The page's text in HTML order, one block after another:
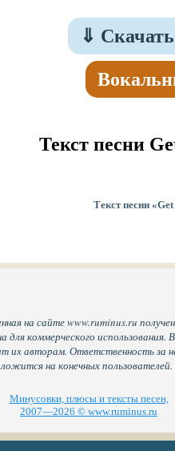
⇓
Текст песни
Текст песни
на сайте www.ruminus.ru
для коммерческого
их авторам. Ответственность за
на конечных пользователей.
Минусовки, плюсы и тексты песен,
2007—2026 © www.ruminus.ru